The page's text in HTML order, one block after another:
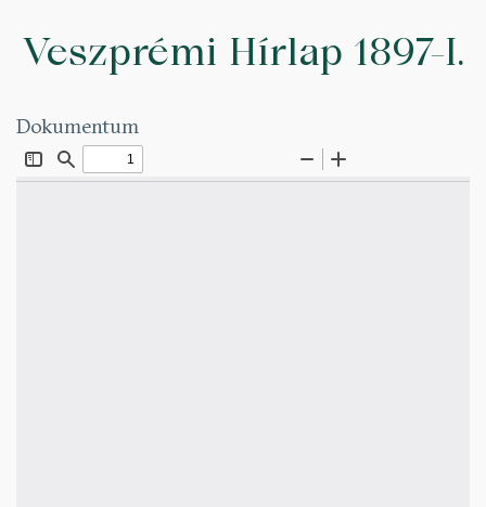
tartalomra
Veszprémi Hírlap 1897-I.
Dokumentum